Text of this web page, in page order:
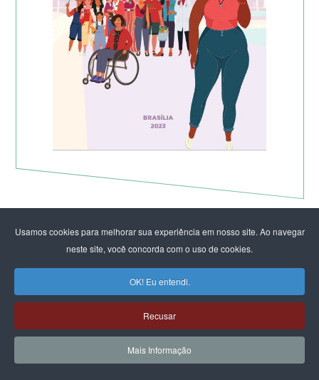
Usamos cookies para melhorar sua experiência em nosso site. Ao navegar
neste site, você concorda com o uso de cookies.
OK! Eu entendi.
Recusar
Mais Informação